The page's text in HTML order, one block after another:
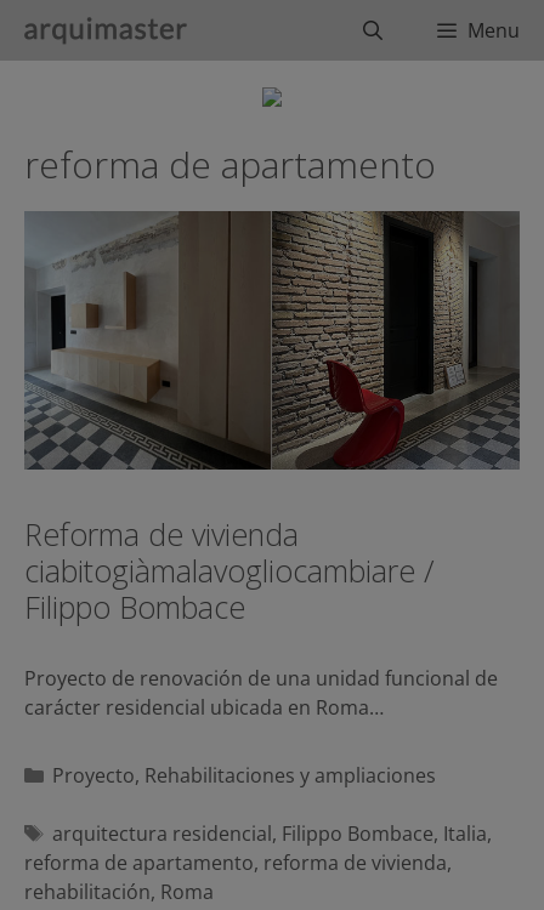
BuscarMenu
reforma de apartamento
Reforma de vivienda
ciabitogiàmalavogliocambiare /
Filippo Bombace
Proyecto de renovación de una unidad funcional de
carácter residencial ubicada en Roma…
Categorías
Proyecto, Rehabilitaciones y ampliaciones
Etiquetas
arquitectura residencial, Filippo Bombace, Italia,
reforma de apartamento, reforma de vivienda,
rehabilitación, Roma